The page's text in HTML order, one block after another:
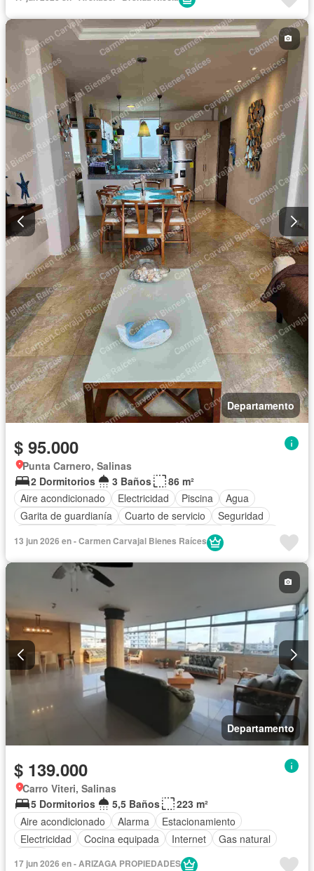
Garita de guardianía
Jardín
Seguridad Vista panorámica Wifi
Departamento
$ 95.000
Punta Carnero, Salinas
2 Dormitorios
3 Baños
86 m²
Aire acondicionado
Electricidad Piscina
Agua
Garita de guardianía
Cuarto de servicio
Seguridad
Jacuzzi
Estacionamiento
Vista panorámica
Jardín
Armario empotrado
Completamente amoblado
13 jun 2026 en - Carmen Carvajal Bienes Raíces
Departamento
$ 139.000
Carro Viteri, Salinas
5 Dormitorios
5,5 Baños
223 m²
Aire acondicionado
Alarma
Estacionamiento
Electricidad
Cocina equipada Internet
Gas natural
17 jun 2026 en - ARIZAGA PROPIEDADES